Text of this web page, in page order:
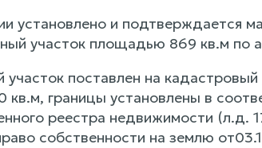
установлено и подтверждается
участок площадью 869 кв.м по
участок поставлен на
границы установлены в
реестра недвижимости
собственности на землю